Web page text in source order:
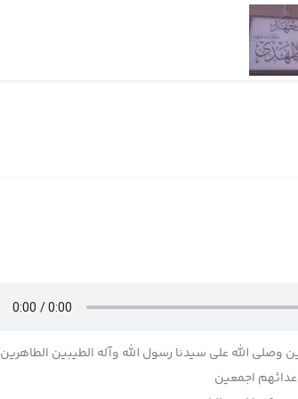
وصلی الله علی سیدنا رسول الله وآله الطیبین الطاهرین
اجمعین